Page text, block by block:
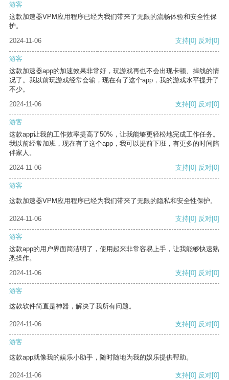
游客
这款加速器VPM应用程序已经为我们带来了无限的流畅体验和安全性保
护。
2024-11-06
支持[0] 反对[0]
游客
这款加速器app的加速效果非常好，玩游戏再也不会出现卡顿、掉线的情
况了。我以前玩游戏经常会输，现在有了这个app，我的游戏水平提升了
不少。
2024-11-06
支持[0] 反对[0]
游客
这款app让我的工作效率提高了50%，让我能够更轻松地完成工作任务。
我以前经常加班，现在有了这个app，我可以提前下班，有更多的时间陪
伴家人。
2024-11-06
支持[0] 反对[0]
游客
这款加速器VPM应用程序已经为我们带来了无限的隐私和安全性保护。
2024-11-06 支持[0] 反对[0]
游客
这款app的用户界面简洁明了，使用起来非常容易上手，让我能够快速熟
悉操作。
2024-11-06
支持[0] 反对[0]
游客
这款软件简直是神器，解决了我所有问题。
2024-11-06 支持[0] 反对[0]
游客
这款app就像我的娱乐小助手，随时随地为我的娱乐提供帮助。
2024-11-06 支持[0] 反对[0]